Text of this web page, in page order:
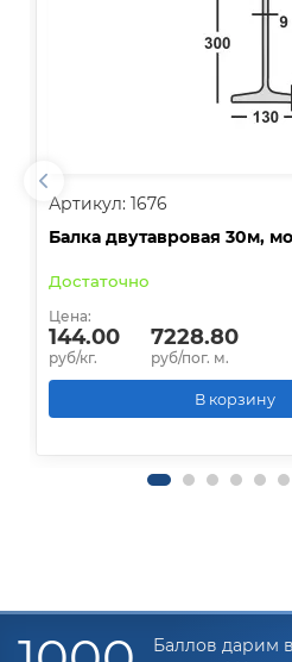
Артикул: 1676
Балка двутавровая 30м,
Достаточно
Цена:
144.00
руб/кг.
7228.80
руб/пог. м.
В корзину
Баллов дарим